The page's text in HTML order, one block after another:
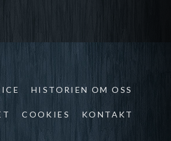
HISTORIEN OM OSS
COOKIES KONTAKT